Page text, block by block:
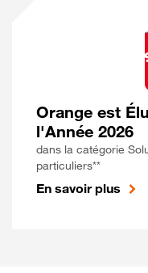
Orange est
l'Année 2026
dans la catégorie
particuliers**
En savoir plus